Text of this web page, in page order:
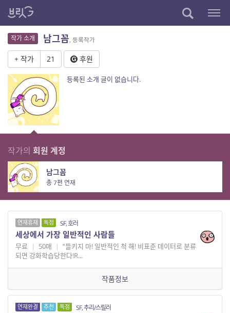
작가 소개 남그꼼, 등록작가
+ 작가 21 후원
등록된 소개 글이 없습니다.
작가의 회원 계정
남그꼼
총 7편 연재
연재휴재 독점 SF, 호러
세상에서 가장 일반적인 사람들
무료 | 50매 | “들키지 마! 일반적인 척 해! 비표준 데이터로 분류
되면 강화학습당한다!R...
작품정보
연재완결 추천 독점 SF, 추리/스릴러